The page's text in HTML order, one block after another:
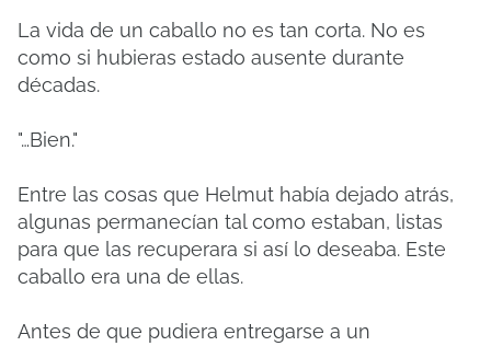
La vida de un caballo no es tan corta. No es
como si hubieras estado ausente durante
décadas.
"…Bien."
Entre las cosas que Helmut había dejado atrás,
algunas permanecían tal como estaban, listas
para que las recuperara si así lo deseaba. Este
caballo era una de ellas.
Antes de que pudiera entregarse a un